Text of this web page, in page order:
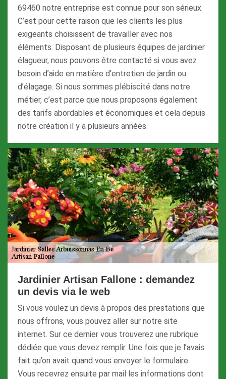
69460 notre entreprise est connue pour son sérieux.
C’est pour cette raison que les clients les plus
exigeants choisissent de travailler avec nos
éléments. Disposant de plusieurs équipes de jardinier
élagueur, nous pouvons être contacté si vous avez
besoin d’aide en matière d’entretien de jardin ou
d’élagage. Si nous sommes plébiscité dans notre
métier, c’est parce que nous proposons également
des tarifs abordables et économiques et cela depuis
notre création il y a plusieurs années.
Jardinier Artisan Fallone : demandez
un devis via le web
Si vous voulez un devis à propos des prestations que
nous offrons, vous pouvez aller sur notre site
internet. Sur ce dernier vous trouverez une rubrique
dédiée que vous devez remplir. Une fois que je l’avais
fait qu’on avait quand vous envoyer le formulaire.
Vous recevrez ensuite par mail les informations dont